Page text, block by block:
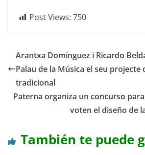
Post Views: 750
Arantxa Domínguez i Ricardo
Palau de la Música el seu projecte
tradicional
Paterna organiza un concurso
voten el diseño de
También te puede